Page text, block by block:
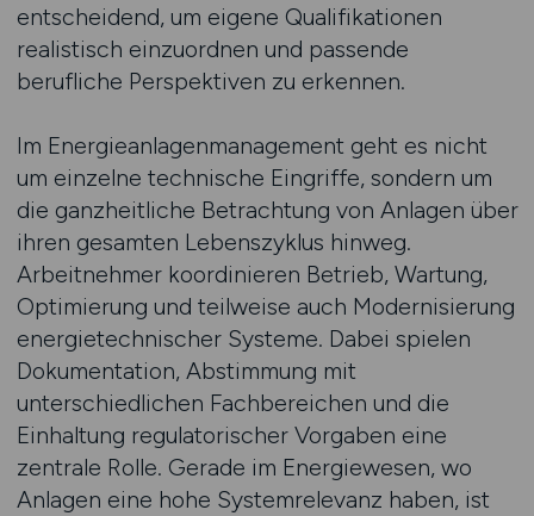
entscheidend, um eigene Qualifikationen
realistisch einzuordnen und passende
berufliche Perspektiven zu erkennen.
Im Energieanlagenmanagement geht es nicht
um einzelne technische Eingriffe, sondern um
die ganzheitliche Betrachtung von Anlagen über
ihren gesamten Lebenszyklus hinweg.
Arbeitnehmer koordinieren Betrieb, Wartung,
Optimierung und teilweise auch Modernisierung
energietechnischer Systeme. Dabei spielen
Dokumentation, Abstimmung mit
unterschiedlichen Fachbereichen und die
Einhaltung regulatorischer Vorgaben eine
zentrale Rolle. Gerade im Energiewesen, wo
Anlagen eine hohe Systemrelevanz haben, ist